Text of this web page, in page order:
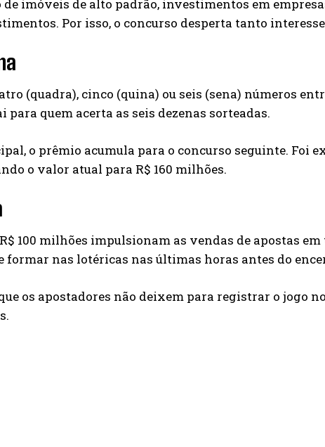
imóveis de alto padrão, investimentos em
Por isso, o concurso desperta tanto
(quadra), cinco (quina) ou seis (sena) números
quem acerta as seis dezenas sorteadas.
o prêmio acumula para o concurso seguinte. Foi
o valor atual para R$ 160 milhões.
100 milhões impulsionam as vendas de apostas em
formar nas lotéricas nas últimas horas antes do
os apostadores não deixem para registrar o jogo